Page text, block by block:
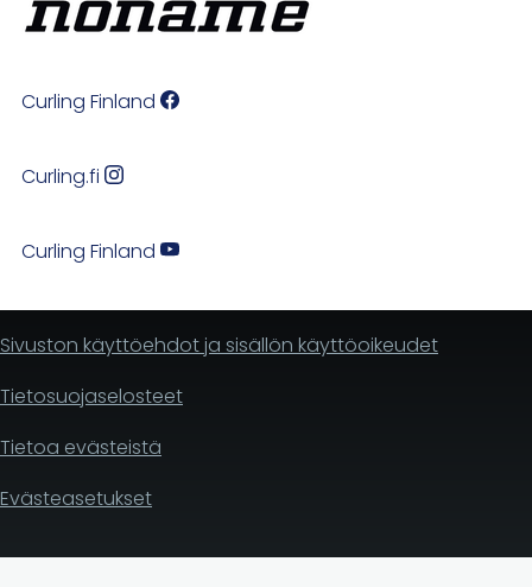
Curling Finland
Curling.fi
Curling Finland
Sivuston käyttöehdot ja sisällön käyttöoikeudet
Tietosuojaselosteet
Tietoa evästeistä
Evästeasetukset